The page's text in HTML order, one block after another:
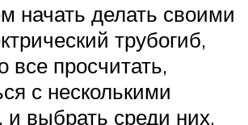
начать делать своими
трубогиб,
все просчитать,
с несколькими
и выбрать среди них,